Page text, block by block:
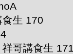
生 170
哥講食生